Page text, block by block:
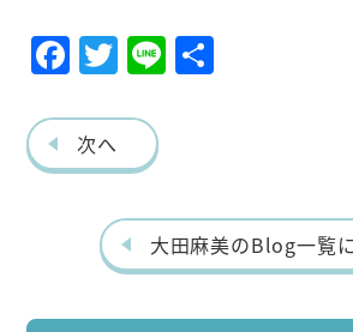
F
eb
o
T
itt
er
Li
次へ
大田麻美のBlog一覧